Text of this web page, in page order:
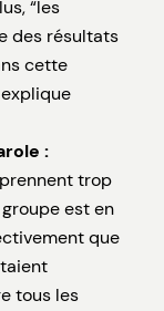
“les
des résultats
cette
:
trop
est en
que
tous les